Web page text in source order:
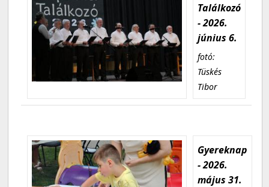
Találkozó
- 2026.
június 6.
fotó:
Tüskés
Tibor
Gyereknap
- 2026.
május 31.